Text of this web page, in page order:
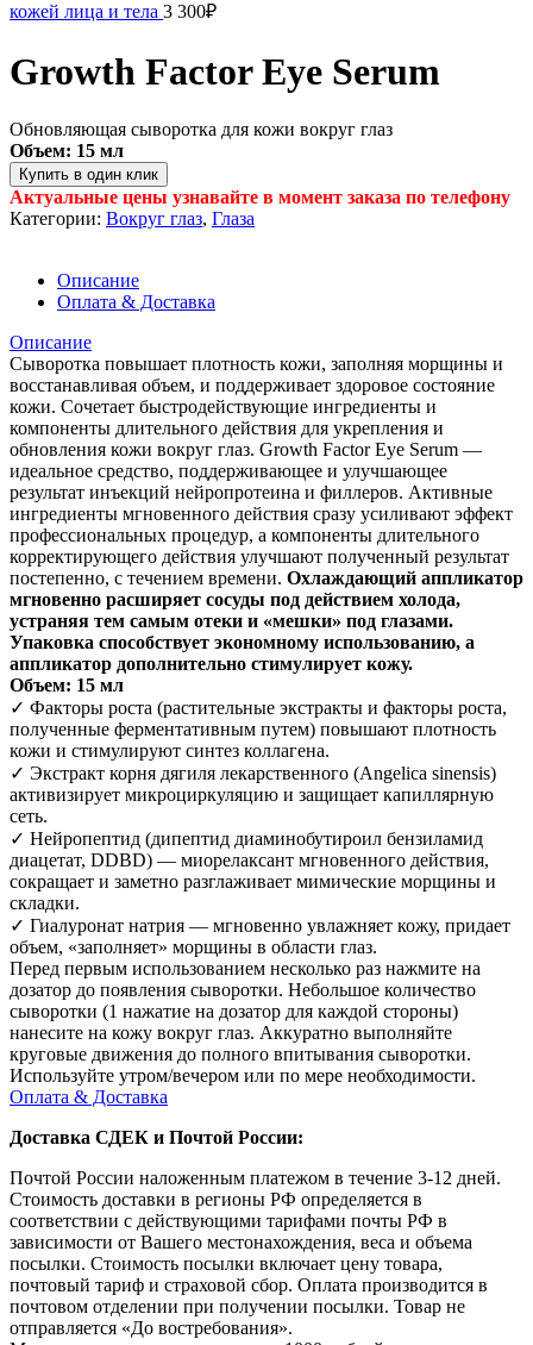
кожей лица и тела 3 300₽
Growth Factor Eye Serum
Обновляющая сыворотка для кожи вокруг глаз
Объем: 15 мл
Купить в один клик
Актуальные цены узнавайте в момент заказа по телефону
Категории: Вокруг глаз, Глаза
Описание
Оплата & Доставка
Описание
Сыворотка повышает плотность кожи, заполняя морщины и
восстанавливая объем, и поддерживает здоровое состояние
кожи. Сочетает быстродействующие ингредиенты и
компоненты длительного действия для укрепления и
обновления кожи вокруг глаз. Growth Factor Eye Serum —
идеальное средство, поддерживающее и улучшающее
результат инъекций нейропротеина и филлеров. Активные
ингредиенты мгновенного действия сразу усиливают эффект
профессиональных процедур, а компоненты длительного
корректирующего действия улучшают полученный результат
постепенно, с течением времени. Охлаждающий аппликатор
мгновенно расширяет сосуды под действием холода,
устраняя тем самым отеки и «мешки» под глазами.
Упаковка способствует экономному использованию, а
аппликатор дополнительно стимулирует кожу.
Объем: 15 мл
✓ Факторы роста (растительные экстракты и факторы роста,
полученные ферментативным путем) повышают плотность
кожи и стимулируют синтез коллагена.
✓ Экстракт корня дягиля лекарственного (Angelica sinensis)
активизирует микроциркуляцию и защищает капиллярную
сеть.
✓ Нейропептид (дипептид диаминобутироил бензиламид
диацетат, DDBD) — миорелаксант мгновенного действия,
сокращает и заметно разглаживает мимические морщины и
складки.
✓ Гиалуронат натрия — мгновенно увлажняет кожу, придает
объем, «заполняет» морщины в области глаз.
Перед первым использованием несколько раз нажмите на
дозатор до появления сыворотки. Небольшое количество
сыворотки (1 нажатие на дозатор для каждой стороны)
нанесите на кожу вокруг глаз. Аккуратно выполняйте
круговые движения до полного впитывания сыворотки.
Используйте утром/вечером или по мере необходимости.
Оплата & Доставка
Доставка СДЕК и Почтой России:
Почтой России наложенным платежом в течение 3-12 дней.
Стоимость доставки в регионы РФ определяется в
соответствии с действующими тарифами почты РФ в
зависимости от Вашего местонахождения, веса и объема
посылки. Стоимость посылки включает цену товара,
почтовый тариф и страховой сбор. Оплата производится в
почтовом отделении при получении посылки. Товар не
отправляется «До востребования».